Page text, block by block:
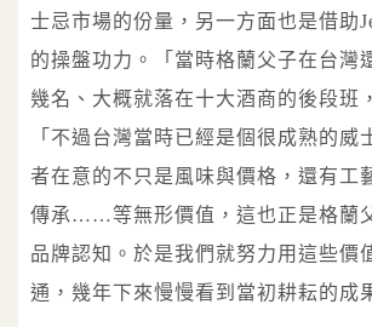
士忌市場的份量，另一方面也是借助
的操盤功力。「當時格蘭父子在台灣
幾名、大概就落在十大酒商的後段班
「不過台灣當時已經是個很成熟的威
者在意的不只是風味與價格，還有工
傳承……等無形價值，這也正是格蘭
品牌認知。於是我們就努力用這些價
通，幾年下來慢慢看到當初耕耘的成